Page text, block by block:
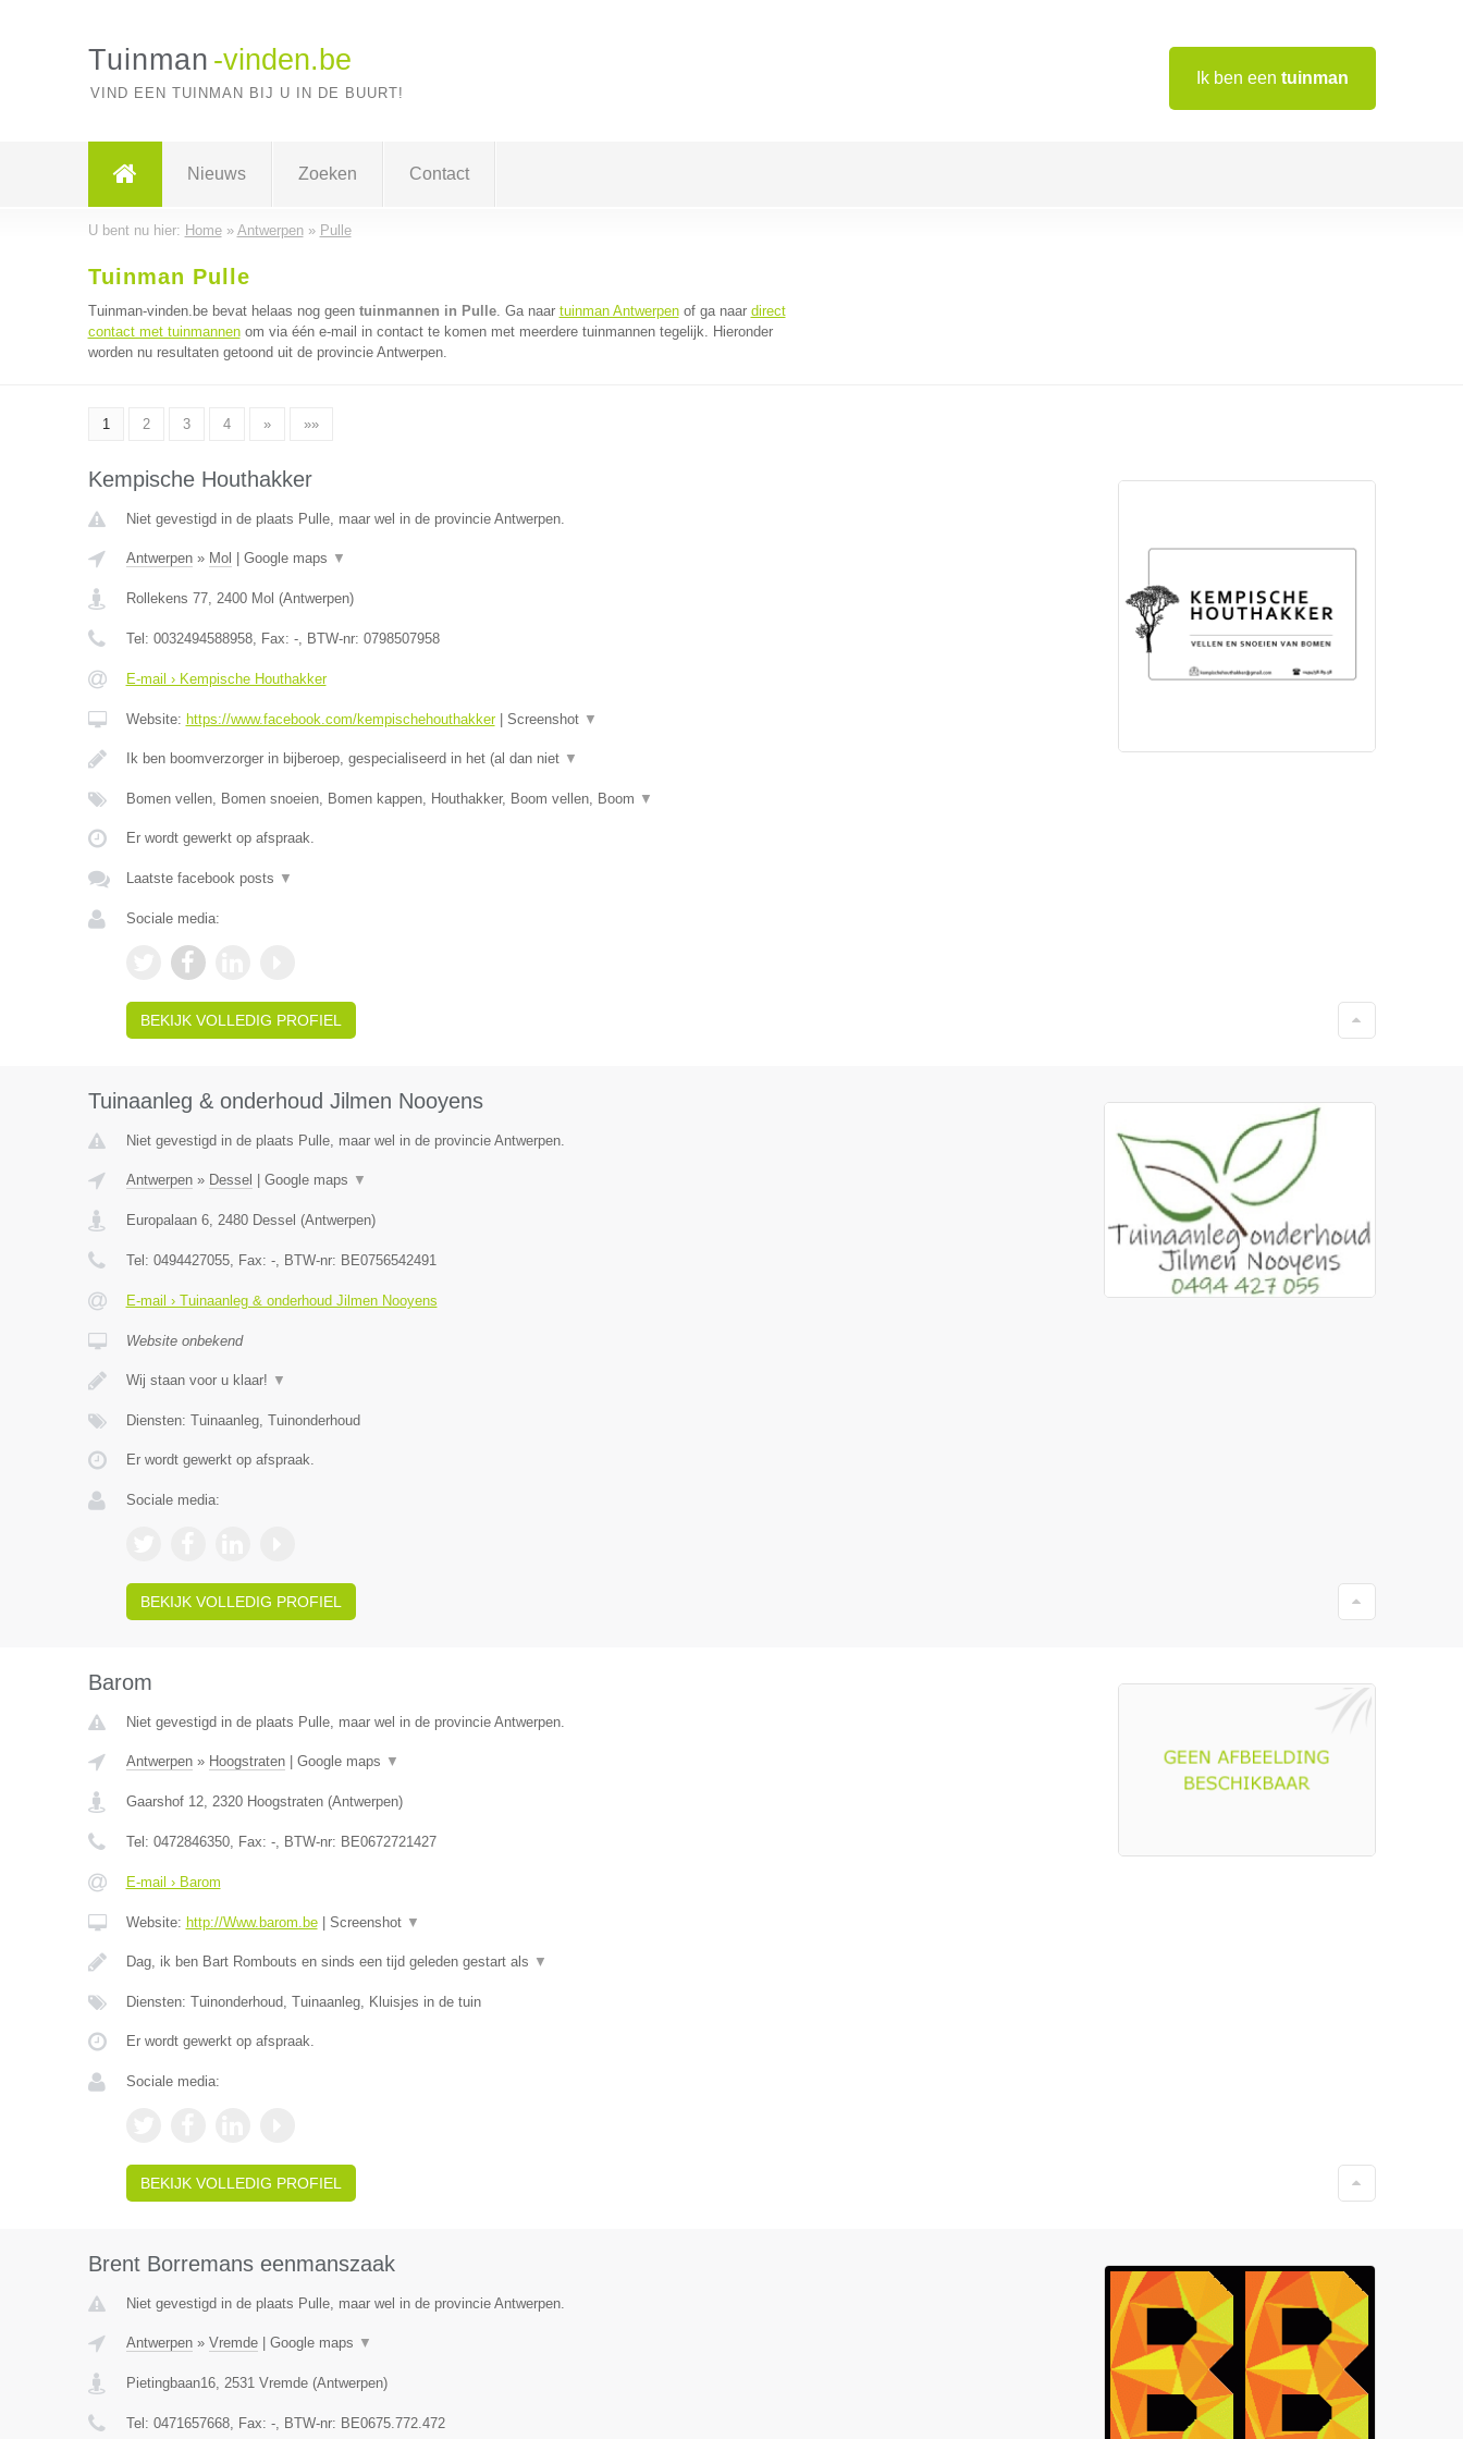
Ik ben een tuinman
Tuinman -vinden.be
VIND EEN TUINMAN BIJ U IN DE BUURT!
Nieuws Zoeken Contact
U bent nu hier: Home» Antwerpen» Pulle
Tuinman Pulle
Tuinman-vinden.be bevat helaas nog geen tuinmannen in Pulle. Ga naar tuinman Antwerpenof ga naar direct
contact met tuinmannenom via één e-mail in contact te komen met meerdere tuinmannen tegelijk. Hieronder
worden nu resultaten getoond uit de provincie Antwerpen.
1 2 3 4 » »»
Kempische Houthakker
Niet gevestigd in de plaats Pulle, maar wel in de provincie Antwerpen.
Antwerpen» Mol Google maps ▼
Rollekens 77, 2400 Mol (Antwerpen)
Tel: 0032494588958, Fax: -, BTW-nr: 0798507958
E-mail › Kempische Houthakker
Website: https://www.facebook.com/kempischehouthakker| Screenshot ▼
Ik ben boomverzorger in bijberoep, gespecialiseerd in het (al dan niet ▼
Bomen vellen, Bomen snoeien, Bomen kappen, Houthakker, Boom vellen, Boom ▼
Er wordt gewerkt op afspraak.
Laatste facebook posts ▼
Sociale media:
BEKIJK VOLLEDIG PROFIEL
Tuinaanleg & onderhoud Jilmen Nooyens
Niet gevestigd in de plaats Pulle, maar wel in de provincie Antwerpen.
Antwerpen» Dessel Google maps ▼
Europalaan 6, 2480 Dessel (Antwerpen)
Tel: 0494427055, Fax: -, BTW-nr: BE0756542491
E-mail › Tuinaanleg & onderhoud Jilmen Nooyens
Website onbekend
Wij staan voor u klaar! ▼
Diensten: Tuinaanleg, Tuinonderhoud
Er wordt gewerkt op afspraak.
Sociale media:
BEKIJK VOLLEDIG PROFIEL
Barom
Niet gevestigd in de plaats Pulle, maar wel in de provincie Antwerpen.
Antwerpen» Hoogstraten| Google maps ▼
Gaarshof 12, 2320 Hoogstraten(Antwerpen)
Tel: 0472846350, Fax: -, BTW-nr: BE0672721427
E-mail › Barom
Website: http://Www.barom.be| Screenshot ▼
Dag, ik ben Bart Rombouts en sinds een tijd geleden gestart als ▼
Diensten: Tuinonderhoud, Tuinaanleg, Kluisjes in de tuin
Er wordt gewerkt op afspraak.
Sociale media:
BEKIJK VOLLEDIG PROFIEL
Brent Borremans eenmanszaak
Niet gevestigd in de plaats Pulle, maar wel in de provincie Antwerpen.
Antwerpen» Vremde| Google maps ▼
Pietingbaan16, 2531 Vremde(Antwerpen)
Tel: 0471657668, Fax: -, BTW-nr: BE0675.772.472